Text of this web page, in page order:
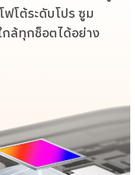
โต้ระดับโปร ซูม
กล้ทุกช็อตได้อย่าง